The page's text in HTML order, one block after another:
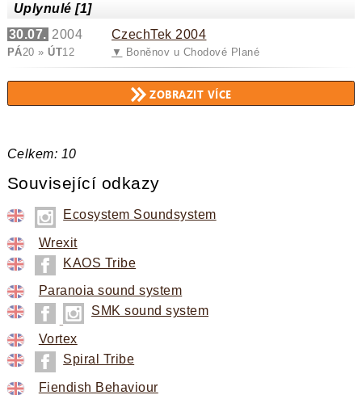
Uplynulé [1]
30.07. 2004
PÁ20 »ÚT12
CzechTek 2004
▼ Boněnov u Chodové Plané
Celkem: 10
Související odkazy
Ecosystem Soundsystem
Wrexit
KAOS Tribe
Paranoia sound system
SMK sound system
Vortex
Spiral Tribe
Fiendish Behaviour